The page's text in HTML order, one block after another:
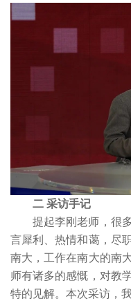
二 采访手记
提起李刚老师，很
言犀利、热情和蔼，尽
南大，工作在南大的南
师有诸多的感慨，对教
特的见解。本次采访，